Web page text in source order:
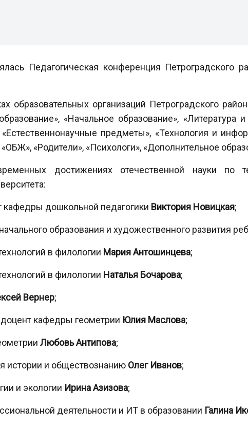
Педагогическая конференция Петроградского
образовательных организаций Петроградского
«Начальное образование», «Литература
предметы», «Технология и
«Родители», «Психологи», «Дополнительное
достижениях отечественной науки по
кафедры дошкольной педагогики Виктория Новицкая;
образования и художественного развития
в филологии Мария Антошинцева;
в филологии Наталья Бочарова;
Вернер;
доцент кафедры геометрии Юлия Маслова;
Любовь Антипова;
истории и обществознанию Олег Иванов;
и экологии Ирина Азизова;
деятельности и ИТ в образовании Галина